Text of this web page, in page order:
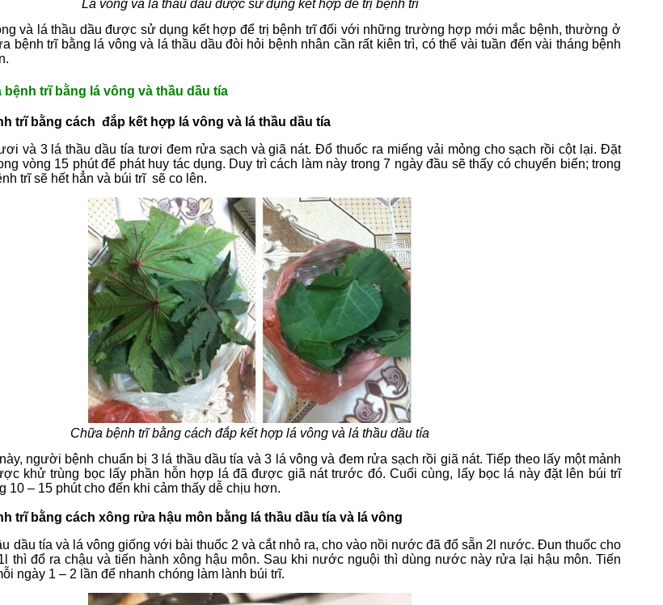
Lá vông và lá thầu dầu được sử dụng kết hợp để trị bệnh trĩ
và lá thầu dầu được sử dụng kết hợp để trị bệnh trĩ đối với những trường hợp mới mắc bệnh, thường ở
bệnh trĩ bằng lá vông và lá thầu dầu đòi hỏi bệnh nhân cần rất kiên trì, có thể vài tuần đến vài tháng bệnh
trĩ bằng lá vông và thầu dầu tía
trĩ bằng cách đắp kết hợp lá vông và lá thầu dầu tía
và 3 lá thầu dầu tía tươi đem rửa sạch và giã nát. Đổ thuốc ra miếng vải mỏng cho sạch rồi cột lại. Đặt
vòng 15 phút để phát huy tác dụng. Duy trì cách làm này trong 7 ngày đầu sẽ thấy có chuyển biến; trong
trĩ sẽ hết hẳn và búi trĩ sẽ co lên.
Chữa bệnh trĩ bằng cách đắp kết hợp lá vông và lá thầu dầu tía
người bệnh chuẩn bị 3 lá thầu dầu tía và 3 lá vông và đem rửa sạch rồi giã nát. Tiếp theo lấy một mảnh
khử trùng bọc lấy phần hỗn hợp lá đã được giã nát trước đó. Cuối cùng, lấy bọc lá này đặt lên búi trĩ
10 – 15 phút cho đến khi cảm thấy dễ chịu hơn.
trĩ bằng cách xông rửa hậu môn bằng lá thầu dầu tía và lá vông
dầu tía và lá vông giống với bài thuốc 2 và cắt nhỏ ra, cho vào nồi nước đã đổ sẵn 2l nước. Đun thuốc cho
thì đổ ra chậu và tiến hành xông hậu môn. Sau khi nước nguội thì dùng nước này rửa lại hậu môn. Tiến
ngày 1 – 2 lần để nhanh chóng làm lành búi trĩ.